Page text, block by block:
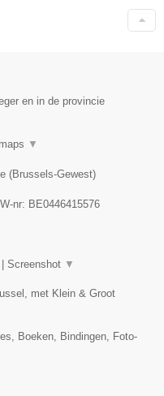
en in de provincie
▼
(Brussels-Gewest)
nr: BE0446415576
| Screenshot ▼
met Klein & Groot
Boeken, Bindingen, Foto-